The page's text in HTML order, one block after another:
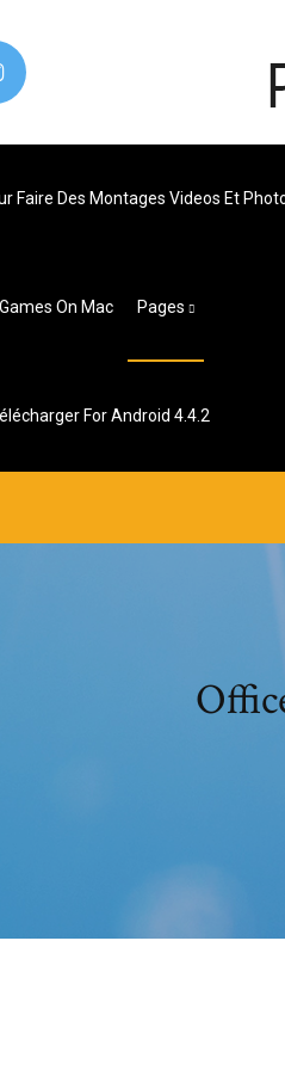
Faire Des Montages Videos Et
On Mac Pages
For Android 4.4.2